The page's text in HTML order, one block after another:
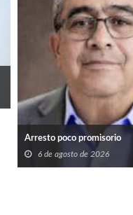
Arresto poco promisorio
6 de agosto de 2026